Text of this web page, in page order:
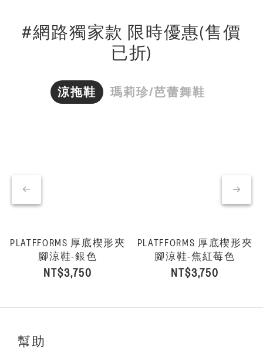
#網路獨家款 限時優惠(售價
已折)
涼拖鞋 瑪莉珍/芭蕾舞鞋
PLATFFORMS 厚底楔形夾
腳涼鞋-銀色
NT$3,750
PLATFFORMS 厚底楔形夾
腳涼鞋-焦紅莓色
NT$3,750
幫助